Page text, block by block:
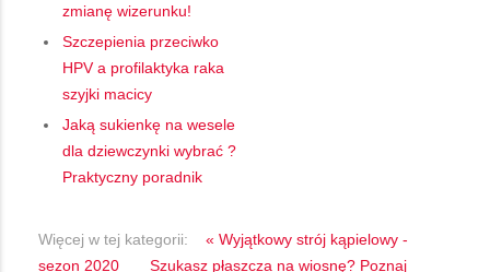
zmianę wizerunku!
Szczepienia przeciwko
HPV a profilaktyka raka
szyjki macicy
Jaką sukienkę na wesele
dla dziewczynki wybrać ?
Praktyczny poradnik
Więcej w tej kategorii:
« Wyjątkowy strój kąpielowy -
sezon 2020
Szukasz płaszcza na wiosnę? Poznaj